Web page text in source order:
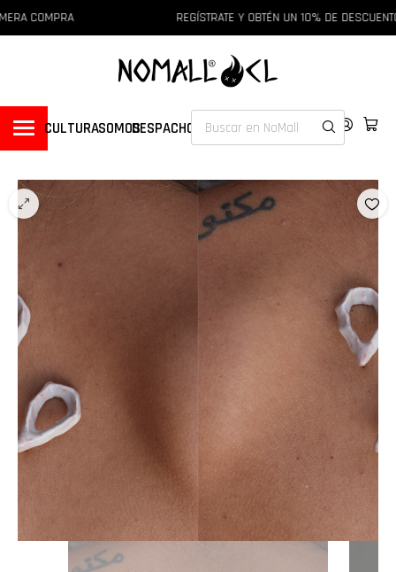
COMPRA REGÍSTRATE Y OBTÉN UN 10% DE
CULTURASOMOSDESPACHOS